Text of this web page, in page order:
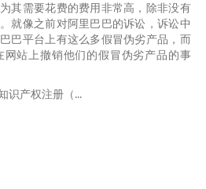
其需要花费的费用非常高，除非没有
就像之前对阿里巴巴的诉讼，诉讼中
巴平台上有这么多假冒伪劣产品，而
站上撤销他们的假冒伪劣产品的事
识产权注册（...
电子商务平台和媒体中的侵权产品